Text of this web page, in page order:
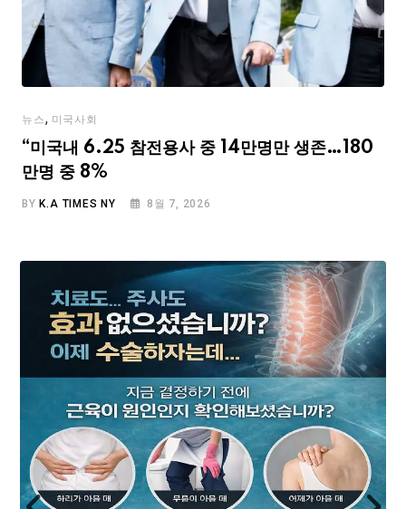
뉴스, 미국사회
“미국내 6.25 참전용사 중 14만명만 생존…180
만명 중 8%
BY K.A TIMES NY 8월 7, 2026